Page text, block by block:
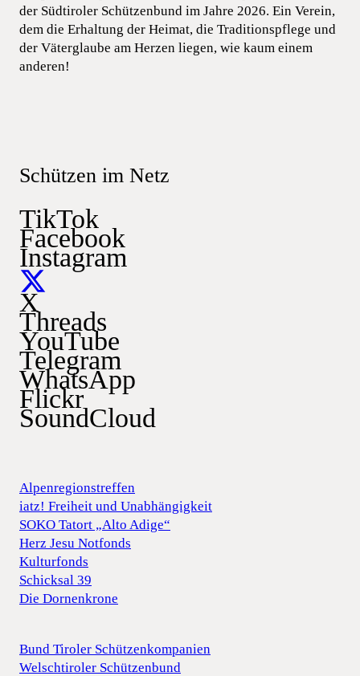
der Südtiroler Schützenbund im Jahre 2026. Ein Verein,
dem die Erhaltung der Heimat, die Traditionspflege und
der Väterglaube am Herzen liegen, wie kaum einem
anderen!
Schützen im Netz
TikTok
Facebook
Instagram
X
Threads
YouTube
Telegram
WhatsApp
Flickr
SoundCloud
Alpenregionstreffen
iatz! Freiheit und Unabhängigkeit
SOKO Tatort „Alto Adige“
Herz Jesu Notfonds
Kulturfonds
Schicksal 39
Die Dornenkrone
Bund Tiroler Schützenkompanien
Welschtiroler Schützenbund